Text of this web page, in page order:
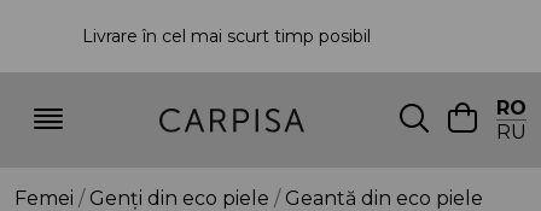
Livrare în cel mai scurt timp posibil
RO
RU
Femei Genți din eco piele Geantă din eco piele